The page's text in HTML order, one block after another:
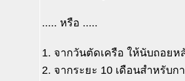
..... หรือ .....
1. จากวันตัดเครือ ให้นับถอยห
2. จากระยะ 10 เดือนสำหรับก